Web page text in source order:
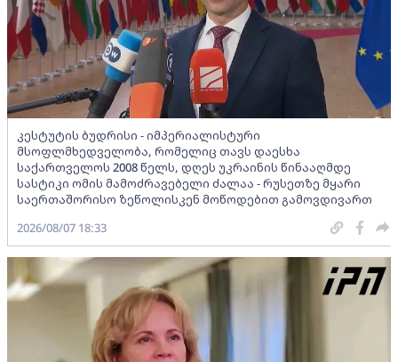
კესტუტის ბუდრისი - იმპერიალისტური
მსოფლმხედველობა, რომელიც თავს დაესხა
საქართველოს 2008 წელს, დღეს უკრაინის წინააღმდე
სასტიკი ომის მამოძრავებელი ძალაა - რუსეთზე მყარი
საერთაშორისო ზეწოლისკენ მოწოდებით გამოვდივართ
2026/08/07 18:33